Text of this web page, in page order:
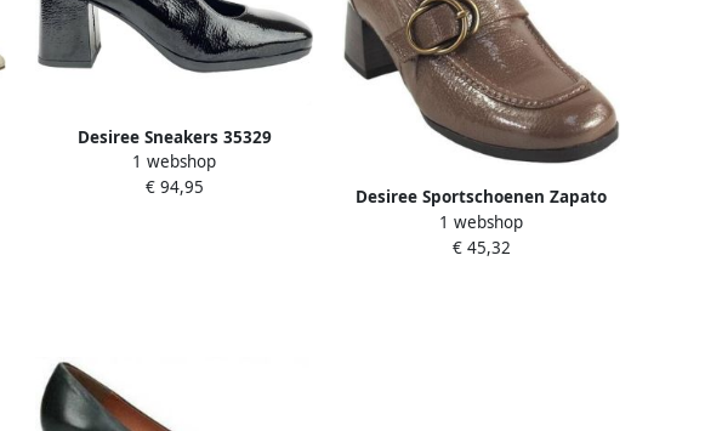
Desiree Sneakers 35329
1 webshop
€ 94,95
Desiree Sportschoenen Zapato
señora dara 4 taupe
1 webshop
€ 45,32